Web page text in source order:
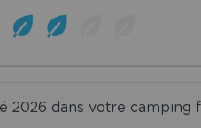
2026 dans votre camping